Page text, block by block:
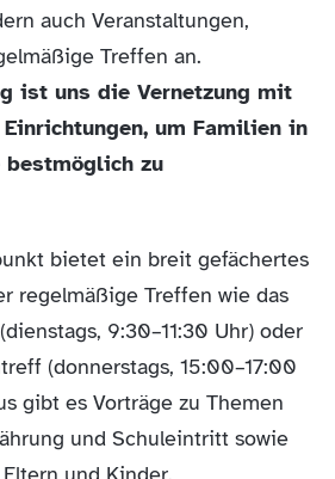
auch Veranstaltungen,
Treffen an.
ist uns die Vernetzung mit
um Familien in
bestmöglich zu
bietet ein breit gefächertes
regelmäßige Treffen wie das
9:30–11:30 Uhr) oder
(donnerstags, 15:00–17:00
gibt es Vorträge zu Themen
und Schuleintritt sowie